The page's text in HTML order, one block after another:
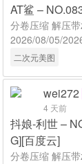
AT鲨 –
分卷压缩 解压
2026/08/05/
二次元美图
wei272
4 天前
抖娘-利世 –
G][百度云]
分卷压缩 解压